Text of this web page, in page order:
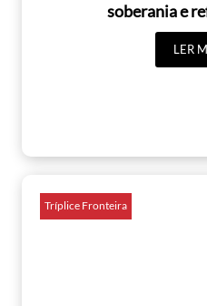
soberania e
LER
Tríplice Fronteira